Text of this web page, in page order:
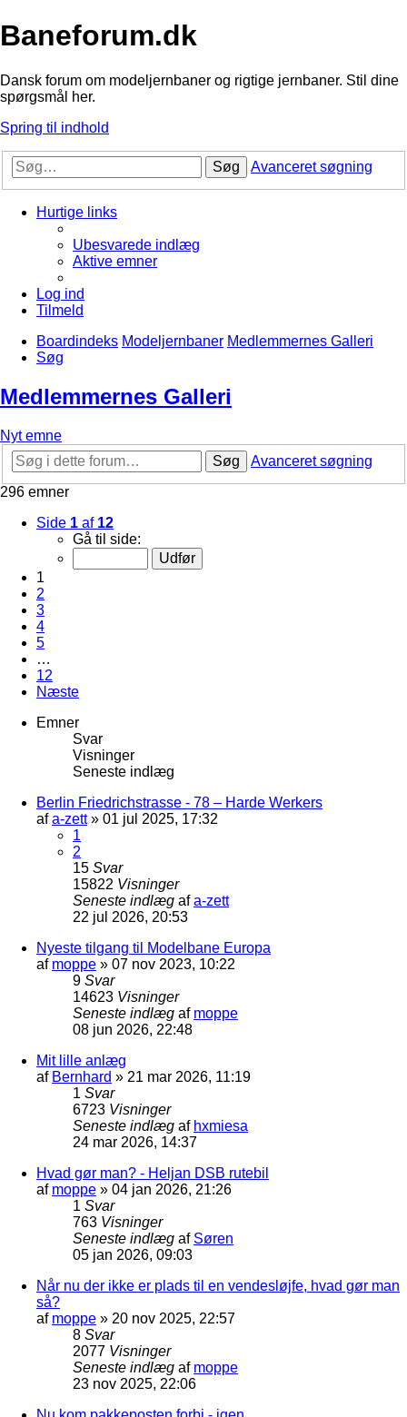
Baneforum.dk
Dansk forum om modeljernbaner og rigtige jernbaner. Stil dine
spørgsmål her.
Spring til indhold
Søg Avanceret søgning
Hurtige links
Ubesvarede indlæg
Aktive emner
Log ind
Tilmeld
Boardindeks Modeljernbaner Medlemmernes Galleri
Søg
Medlemmernes Galleri
Nyt emne
Søg
Avanceret søgning
296 emner
Side 1 af 12
Gå til side:
1
2
3
4
5
…
12
Næste
Emner
Svar
Visninger
Seneste indlæg
Berlin Friedrichstrasse - 78 – Harde Werkers
afa-zett» 01 jul 2025, 17:32
1
2
15 Svar
15822 Visninger
Seneste indlæg afa-zett
22 jul 2026, 20:53
Nyeste tilgang til Modelbane Europa
af moppe » 07 nov 2023, 10:22
9 Svar
14623 Visninger
Seneste indlæg af moppe
08 jun 2026, 22:48
Mit lille anlæg
af Bernhard » 21 mar 2026, 11:19
1 Svar
6723 Visninger
Seneste indlæg af hxmiesa
24 mar 2026, 14:37
Hvad gør man? - Heljan DSB rutebil
af moppe » 04 jan 2026, 21:26
1 Svar
763 Visninger
Seneste indlæg af Søren
05 jan 2026, 09:03
Når nu der ikke er plads til en vendesløjfe, hvad gør man
så?
af moppe » 20 nov 2025, 22:57
8 Svar
2077 Visninger
Seneste indlæg af moppe
23 nov 2025, 22:06